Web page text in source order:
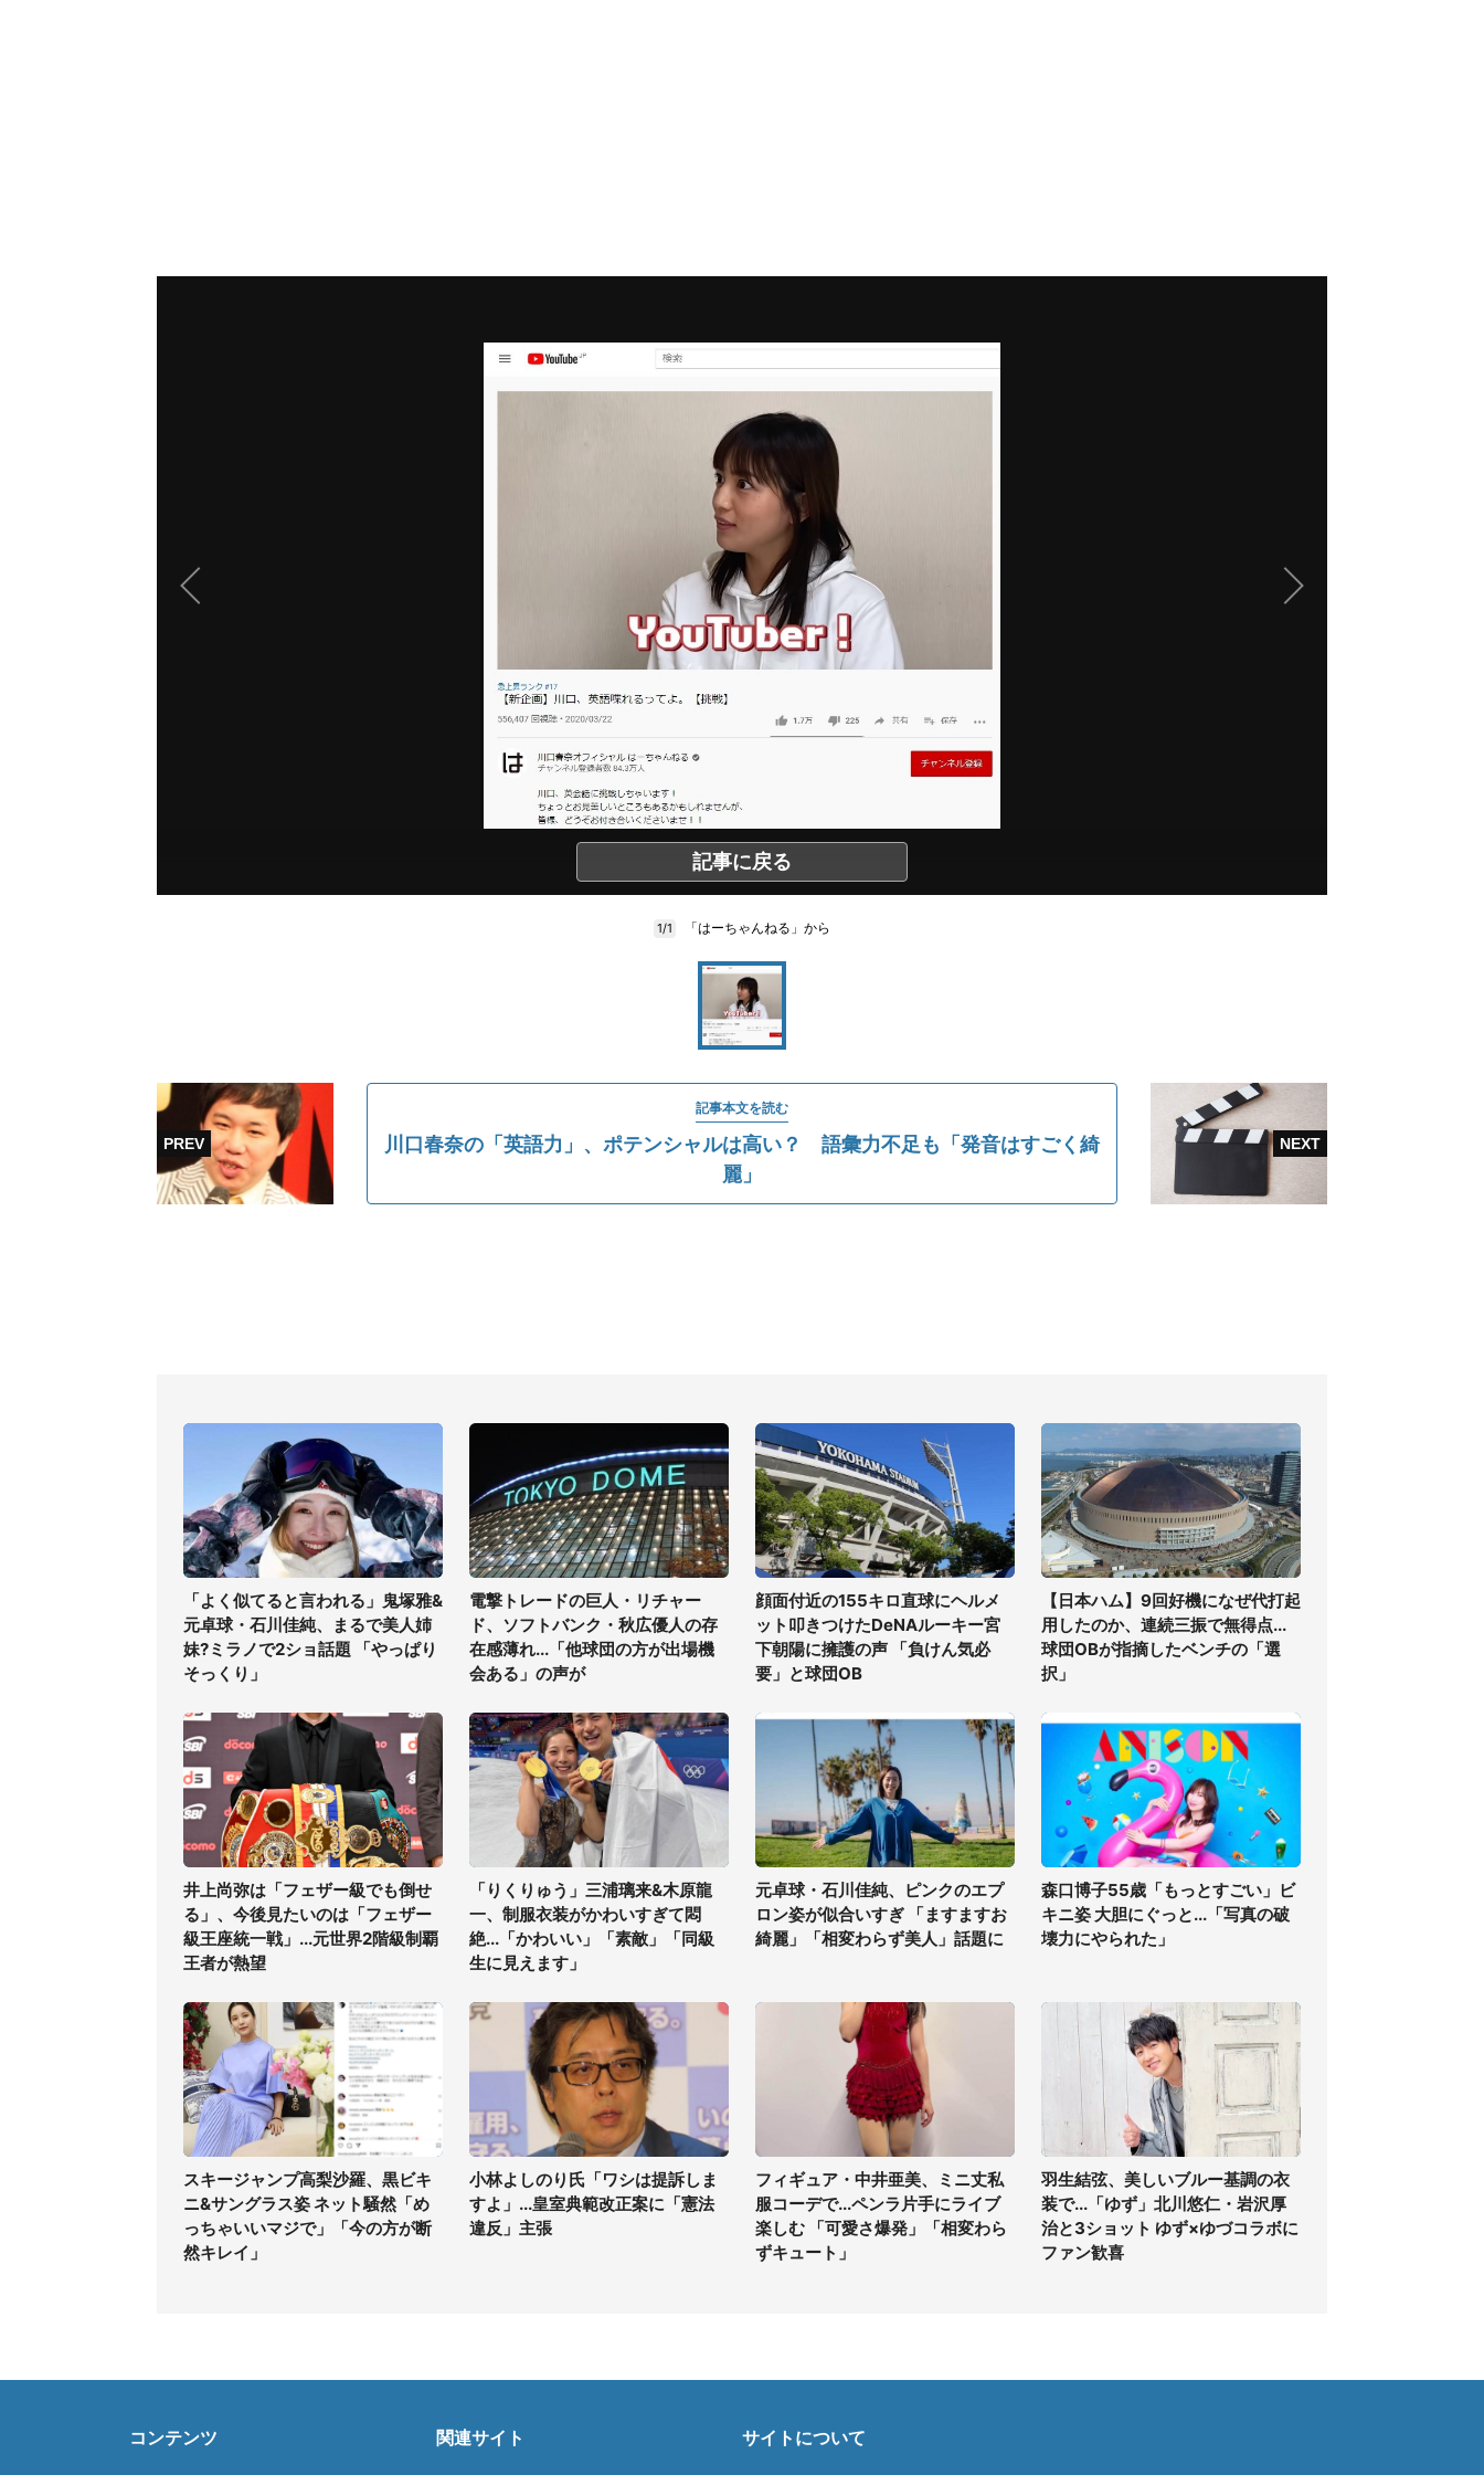
記事に戻る
1/1 「はーちゃんねる」から
記事本文を読む
川口春奈の「英語力」、ポテンシャルは高い？ 語彙力不足も「発音はすごく綺
麗」
「よく似てると言われる」鬼塚雅&
元卓球・石川佳純、まるで美人姉
妹?ミラノで2ショ話題 「やっぱり
そっくり」
電撃トレードの巨人・リチャー
ド、ソフトバンク・秋広優人の存
在感薄れ...「他球団の方が出場機
会ある」の声が
顔面付近の155キロ直球にヘルメ
ット叩きつけたDeNAルーキー宮
下朝陽に擁護の声 「負けん気必
要」と球団OB
【日本ハム】9回好機になぜ代打起
用したのか、連続三振で無得点...
球団OBが指摘したベンチの「選
択」
井上尚弥は「フェザー級でも倒せ
る」、今後見たいのは「フェザー
級王座統一戦」...元世界2階級制覇
王者が熱望
「りくりゅう」三浦璃来&木原龍
一、制服衣装がかわいすぎて悶
絶...「かわいい」「素敵」「同級
生に見えます」
元卓球・石川佳純、ピンクのエプ
ロン姿が似合いすぎ 「ますますお
綺麗」「相変わらず美人」話題に
森口博子55歳「もっとすごい」ビ
キニ姿 大胆にぐっと...「写真の破
壊力にやられた」
スキージャンプ高梨沙羅、黒ビキ
ニ&サングラス姿 ネット騒然「め
っちゃいいマジで」「今の方が断
然キレイ」
小林よしのり氏「ワシは提訴しま
すよ」...皇室典範改正案に「憲法
違反」主張
フィギュア・中井亜美、ミニ丈私
服コーデで...ペンラ片手にライブ
楽しむ 「可愛さ爆発」「相変わら
ずキュート」
羽生結弦、美しいブルー基調の衣
装で...「ゆず」北川悠仁・岩沢厚
治と3ショット ゆず×ゆづコラボに
ファン歓喜
コンテンツ 関連サイト サイトについて